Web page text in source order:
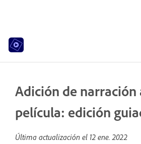
Adición de narración
película: edición
Última actualización el 12 ene. 2022